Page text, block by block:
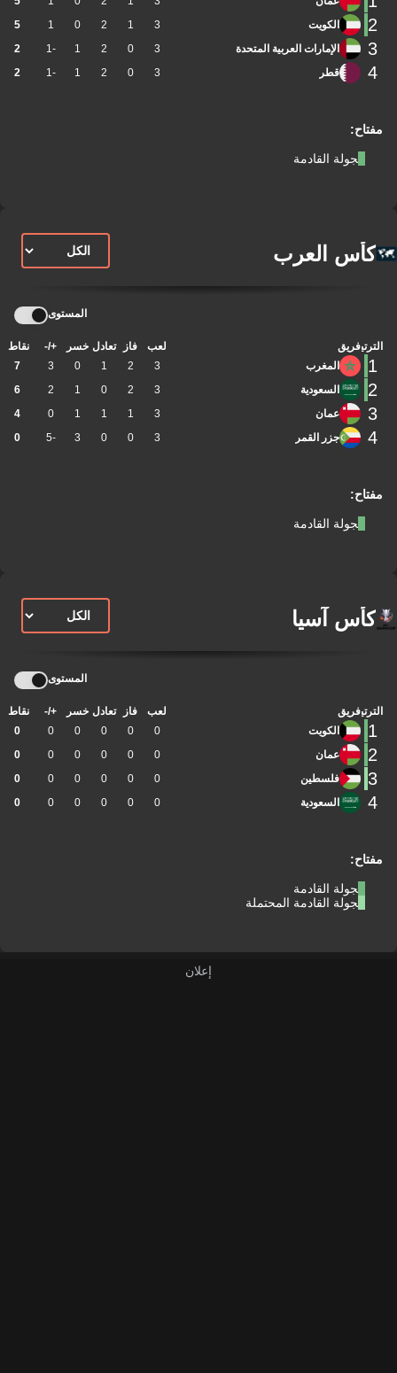
مفتاح:
الجولة القادمة
2 الكويت 3
1
2
0
1
5
3 الإمارات العربية المتحدة 3
0
2
1
-1
2
4 قطر 3
0
2
1
-1
2
كأس العرب
المستوى
مفتاح:
الجولة القادمة
الترتيبفريق لعب فاز تعادل خسر +/- نقاط
1 المغرب 3
2
1
0
3
7
2 السعودية 3
2
0
1
2
6
3 عمان 3
1
1
1
0
4
4 جزر القمر 3
0
0
3
-5
0
كأس آسيا
المستوى
مفتاح:
الجولة القادمة
الجولة القادمة المحتملة
الترتيبفريق لعب فاز تعادل خسر +/- نقاط
1 الكويت 0
0
0
0
0
0
2 عمان 0
0
0
0
0
0
3 فلسطين 0
0
0
0
0
0
4 السعودية 0
0
0
0
0
0